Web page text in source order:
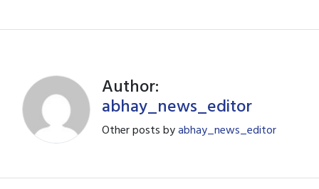
Author:
abhay_news_editor
Other posts byabhay_news_editor